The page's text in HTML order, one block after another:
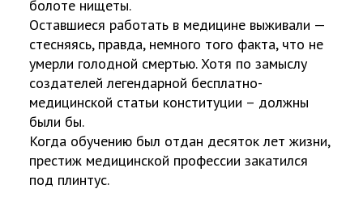
болоте нищеты.
Оставшиеся работать в медицине выживали —
стесняясь, правда, немного того факта, что не
умерли голодной смертью. Хотя по замыслу
создателей легендарной бесплатно-
медицинской статьи конституции – должны
были бы.
Когда обучению был отдан десяток лет жизни,
престиж медицинской профессии закатился
под плинтус.